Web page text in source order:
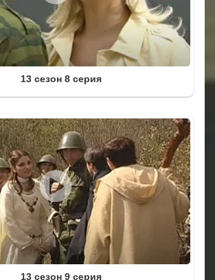
13 сезон 8 серия
13 сезон 9 серия